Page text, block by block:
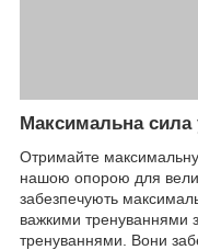
Максимальна сила
Отримайте максимальну
нашою опорою для
забезпечують
важкими тренуваннями
тренуваннями. Вони